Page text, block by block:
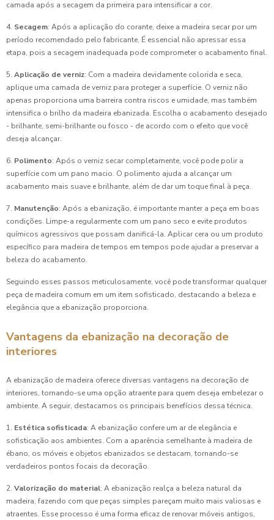
camada após a secagem da primeira para intensificar a cor.
4. Secagem: Após a aplicação do corante, deixe a madeira secar por um
período recomendado pelo fabricante. É essencial não apressar essa
etapa, pois a secagem inadequada pode comprometer o acabamento final.
5. Aplicação de verniz: Com a madeira devidamente colorida e seca,
aplique uma camada de verniz para proteger a superfície. O verniz não
apenas proporciona uma barreira contra riscos e umidade, mas também
intensifica o brilho da madeira ebanizada. Escolha o acabamento desejado
- brilhante, semi-brilhante ou fosco - de acordo com o efeito que você
deseja alcançar.
6. Polimento: Após o verniz secar completamente, você pode polir a
superfície com um pano macio. O polimento ajuda a alcançar um
acabamento mais suave e brilhante, além de dar um toque final à peça.
7. Manutenção: Após a ebanização, é importante manter a peça em boas
condições. Limpe-a regularmente com um pano seco e evite produtos
químicos agressivos que possam danificá-la. Aplicar cera ou um produto
específico para madeira de tempos em tempos pode ajudar a preservar a
beleza do acabamento.
Seguindo esses passos meticulosamente, você pode transformar qualquer
peça de madeira comum em um item sofisticado, destacando a beleza e
elegância que a ebanização proporciona.
Vantagens da ebanização na decoração de
interiores
A ebanização de madeira oferece diversas vantagens na decoração de
interiores, tornando-se uma opção atraente para quem deseja embelezar o
ambiente. A seguir, destacamos os principais benefícios dessa técnica.
1. Estética sofisticada: A ebanização confere um ar de elegância e
sofisticação aos ambientes. Com a aparência semelhante à madeira de
ébano, os móveis e objetos ebanizados se destacam, tornando-se
verdadeiros pontos focais da decoração.
2. Valorização do material: A ebanização realça a beleza natural da
madeira, fazendo com que peças simples pareçam muito mais valiosas e
atraentes. Esse processo é uma forma eficaz de renovar móveis antigos,